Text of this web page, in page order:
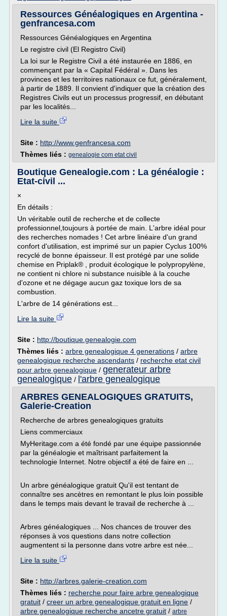
Ressources Généalogiques en Argentina -
genfrancesa.com
Ressources Généalogiques en Argentina
Le registre civil (El Registro Civil)
La loi sur le Registre Civil a été instaurée en 1886, en
commençant par la « Capital Fédéral ». Dans les
provinces et les territoires nationaux ce fut, généralement,
à partir de 1889. Il convient d'indiquer que la création des
Registres Civils eut un processus progressif, en débutant
par les localités...
Lire la suite
Site : http://www.genfrancesa.com
Thèmes liés : genealogie com etat civil
Boutique Genealogie.com : La généalogie :
Etat-civil ...
×
En détails :
Un véritable outil de recherche et de collecte
professionnel,toujours à portée de main. L'arbre idéal pour
des recherches nomades ! Cet arbre linéaire d'un grand
confort d'utilisation, est imprimé sur un papier Cyclus 100%
recyclé de bonne épaisseur. Il est protégé par une solide
chemise en Priplak® , produit écologique le polypropylène,
ne contient ni chlore ni substance nuisible à la couche
d'ozone et ne dégage aucun gaz toxique lors de sa
combustion.
L'arbre de 14 générations est...
Lire la suite
Site : http://boutique.genealogie.com
Thèmes liés : arbre genealogique 4 generations / arbre
genealogique recherche ascendants / recherche etat civil
pour arbre genealogique / generateur arbre
genealogique / l'arbre genealogique
ARBRES GENEALOGIQUES GRATUITS,
Galerie-Creation
Recherche de arbres genealogiques gratuits
Liens commerciaux
MyHeritage.com a été fondé par une équipe passionnée
par la généalogie et maîtrisant parfaitement la
technologie Internet. Notre objectif a été de faire en ...
Un arbre généalogique gratuit Qu'il est tentant de
connaître ses ancètres en remontant le plus loin possible
dans le temps mais devant le travail de recherche à ...
Arbres généalogiques ... Nos chances de trouver des
réponses à vos questions dans notre collection
augmentent si la personne dans votre arbre est née...
Lire la suite
Site : http://arbres.galerie-creation.com
Thèmes liés : recherche pour faire arbre genealogique
gratuit / creer un arbre genealogique gratuit en ligne /
arbre genealogique recherche ancetre gratuit / arbre